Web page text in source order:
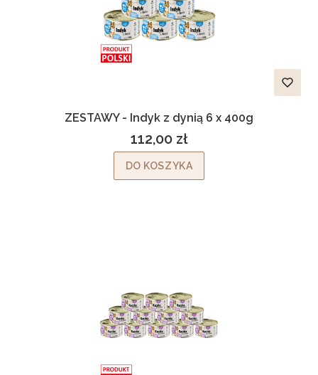
ZESTAWY - Indyk z dynią 6 x 400g
Cena
112,00 zł
DO KOSZYKA